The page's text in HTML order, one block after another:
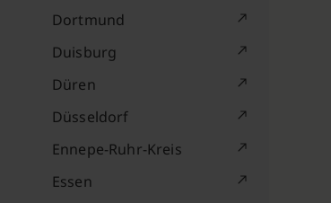
Dortmund
Duisburg
Düren
Düsseldorf
Ennepe-Ruhr-Kreis
Essen